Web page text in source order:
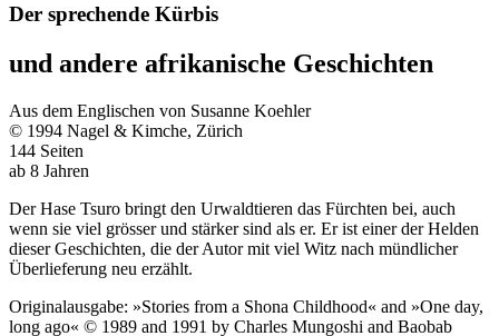
Der sprechende Kürbis
und andere afrikanische Geschichten
Aus dem Englischen von Susanne Koehler
© 1994 Nagel & Kimche, Zürich
144 Seiten
ab 8 Jahren
Der Hase Tsuro bringt den Urwaldtieren das Fürchten bei, auch
wenn sie viel grösser und stärker sind als er. Er ist einer der Helden
dieser Geschichten, die der Autor mit viel Witz nach mündlicher
Überlieferung neu erzählt.
Originalausgabe: »Stories from a Shona Childhood« and »One day,
long ago« © 1989 and 1991 by Charles Mungoshi and Baobab